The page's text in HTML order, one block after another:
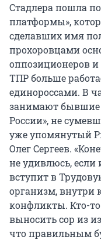
Стадлера пошла
платформы»,
сделавших имя
прохоровцами
оппозиционеров
ТПР больше
единороссами. В
занимают бывшие
России», не
уже упомянутый
Олег Сергеев.
не удивлюсь, если
вступит в
организм, внутри
конфликты. Кто-
выносить сор из
что правильным